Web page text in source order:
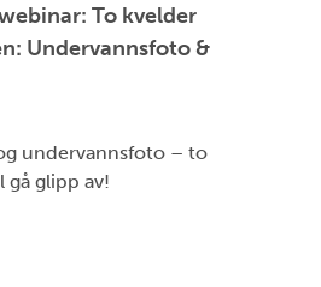
To kvelder
Undervannsfoto &
undervannsfoto – to
gå glipp av!